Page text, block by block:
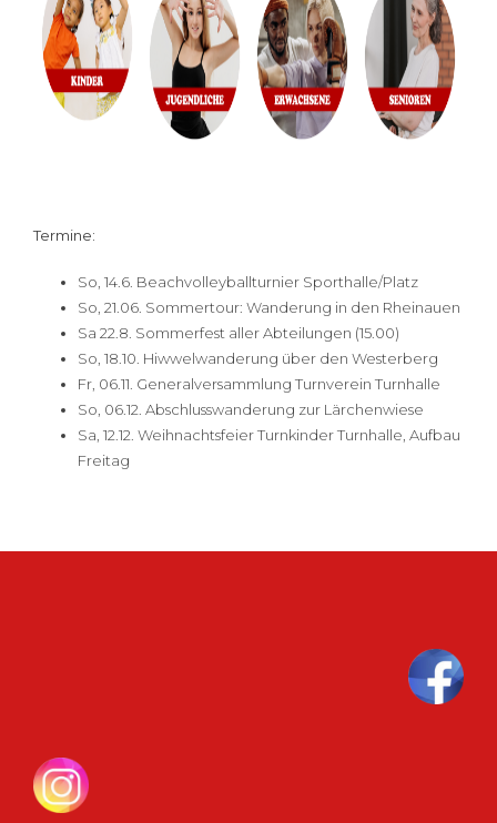
Termine:
So, 14.6. Beachvolleyballturnier Sporthalle/Platz
So, 21.06. Sommertour: Wanderung in den Rheinauen
Sa 22.8. Sommerfest aller Abteilungen (15.00)
So, 18.10. Hiwwelwanderung über den Westerberg
Fr, 06.11. Generalversammlung Turnverein Turnhalle
So, 06.12. Abschlusswanderung zur Lärchenwiese
Sa, 12.12. Weihnachtsfeier Turnkinder Turnhalle, Aufbau
Freitag